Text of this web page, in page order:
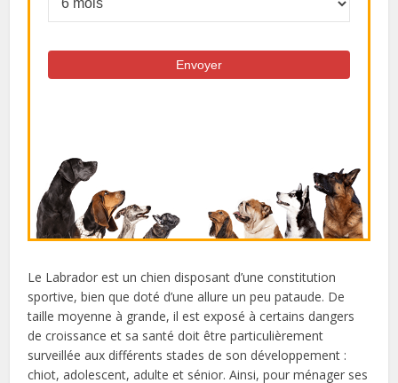
Le Labrador est un chien disposant d’une constitution
sportive, bien que doté d’une allure un peu pataude. De
taille moyenne à grande, il est exposé à certains dangers
de croissance et sa santé doit être particulièrement
surveillée aux différents stades de son développement :
chiot, adolescent, adulte et sénior. Ainsi, pour ménager ses